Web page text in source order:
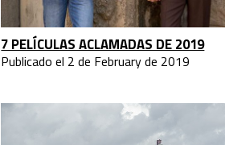
7 PELÍCULAS ACLAMADAS DE 2019
Publicado el 2 de February de 2019